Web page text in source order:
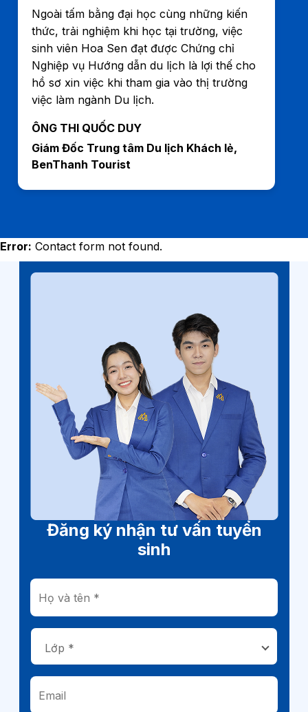
Ngoài tấm bằng đại học cùng những kiến
thức, trải nghiệm khi học tại trường, việc
sinh viên Hoa Sen đạt được Chứng chỉ
Nghiệp vụ Hướng dẫn du lịch là lợi thế cho
hồ sơ xin việc khi tham gia vào thị trường
việc làm ngành Du lịch.
ÔNG THI QUỐC DUY
Giám Đốc Trung tâm Du lịch Khách lẻ,
BenThanh Tourist
Error: Contact form not found.
Đăng ký nhận tư vấn tuyển
sinh